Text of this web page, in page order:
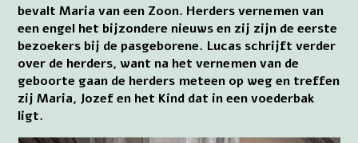
bevalt Maria van een Zoon. Herders vernemen van
een engel het bijzondere nieuws en zij zijn de eerste
bezoekers bij de pasgeborene. Lucas schrijft verder
over de herders, want na het vernemen van de
geboorte gaan de herders meteen op weg en treffen
zij Maria, Jozef en het Kind dat in een voederbak
ligt.